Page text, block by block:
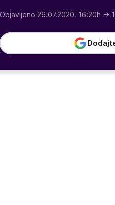
Objavljeno 26.07.2020. 16:20h →